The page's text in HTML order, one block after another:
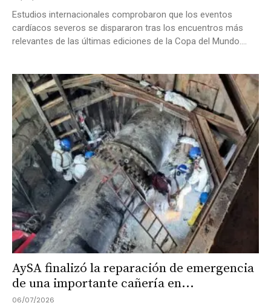
Estudios internacionales comprobaron que los eventos
cardíacos severos se dispararon tras los encuentros más
relevantes de las últimas ediciones de la Copa del Mundo....
AySA finalizó la reparación de emergencia
de una importante cañería en...
06/07/2026